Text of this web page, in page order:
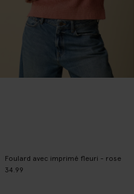
Foulard avec imprimé fleuri - rose
34.99